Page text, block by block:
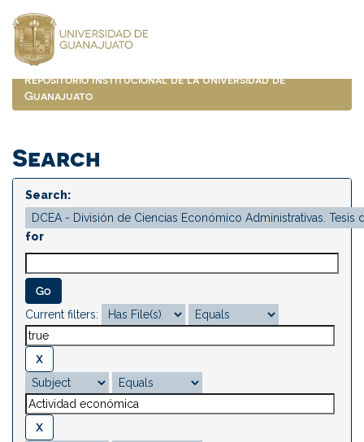
navigation
Repositorio Institucional de la Universidad de
Guanajuato
Search
Search:
for
Current filters: